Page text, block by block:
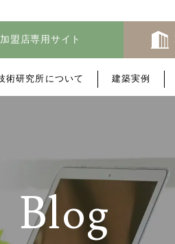
加盟店専用サイト
術研究所 につ いて 建築実例
Blog